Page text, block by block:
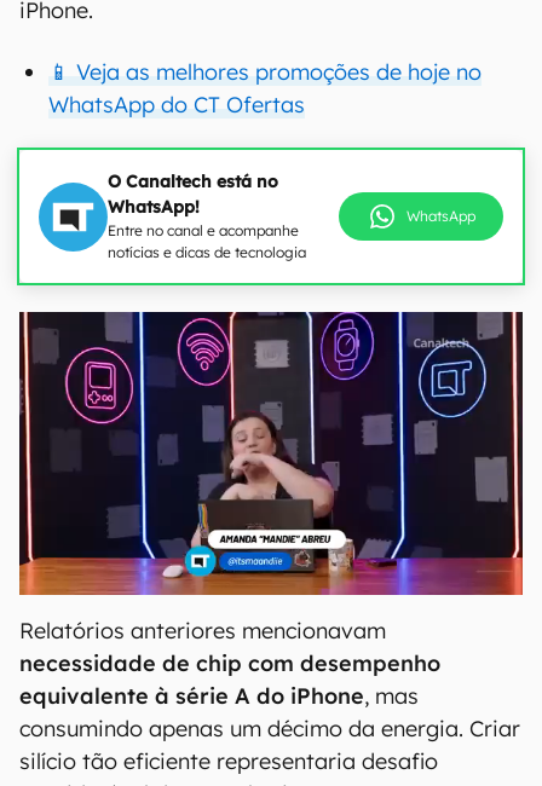
iPhone.
📱 Veja as melhores promoções de hoje no
WhatsApp do CT Ofertas
O Canaltech está no
WhatsApp!
Entre no canal e acompanhe
notícias e dicas de tecnologia
WhatsApp
Relatórios anteriores mencionavam
necessidade de chip com desempenho
equivalente à série A do iPhone, mas
consumindo apenas um décimo da energia. Criar
silício tão eficiente representaria desafio